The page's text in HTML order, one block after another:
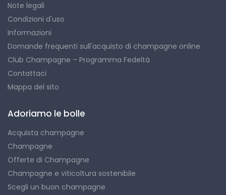
Note legali
Condizioni d'uso
Informazioni
Domande frequenti sull'acquisto di champagne online
Club Champagne – Programma Fedeltà
Contattaci
Mappa del sito
Adoriamo le bolle
Acquista champagne
Champagne
Offerte di Champagne
Champagne e viticoltura sostenibile
Scegli un buon champagne